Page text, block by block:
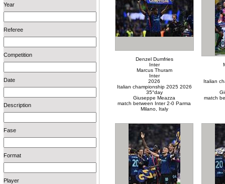
Year
Referee
Competition
Date
Description
Fase
Format
Player
Denzel Dumfries
Inter
Marcus Thuram
Inter
2026
Italian championship 2025 2026
35°day
Giuseppe Meazza
match between Inter 2-0 Parma
Milano, Italy
Italian
match